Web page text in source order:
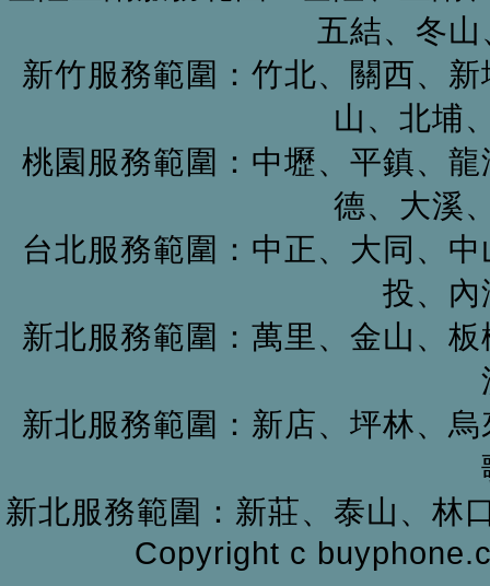
五結、冬
新竹服務範圍：竹北、關西、
山、北埔
桃園服務範圍：中壢、平鎮、
德、大溪
台北服務範圍：中正、大同、
投、內
新北服務範圍：萬里、金山、
新北服務範圍：新店、坪林、
新北服務範圍：新莊、泰山、林
Copyright c